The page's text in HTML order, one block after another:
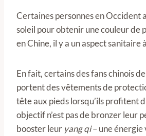
Certaines personnes en Occident
soleil pour obtenir une couleur de
en Chine, il y a un aspect sanitaire
En fait, certains des fans chinois
portent des vêtements de
tête aux pieds lorsqu’ils profitent
objectif n’est pas de bronzer leur
booster leur yang qi– une énergie